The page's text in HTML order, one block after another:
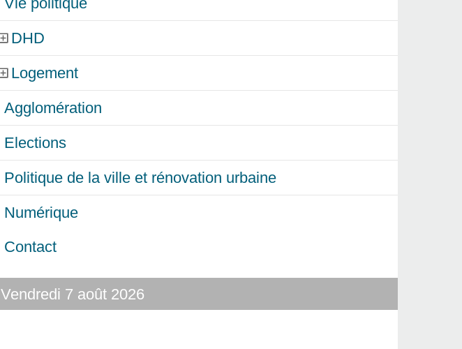
DHD
Logement
Agglomération
Elections
Politique de la ville et rénovation urbaine
Numérique
Contact
Vendredi 7 août 2026